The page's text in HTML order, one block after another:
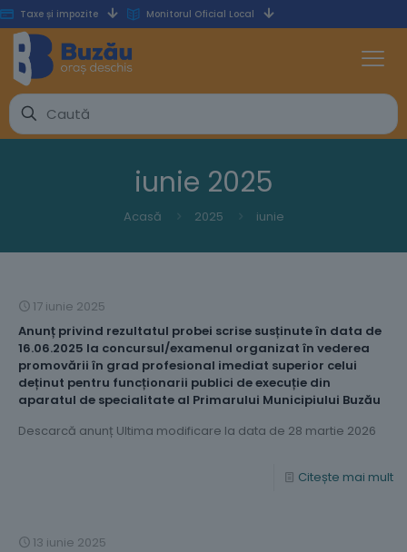
Taxe și impozite Monitorul Oficial Local
iunie 2025
Acasă 2025 iunie
17 iunie 2025
Anunț privind rezultatul probei scrise susținute în data de
16.06.2025 la concursul/examenul organizat în vederea
promovării în grad profesional imediat superior celui
deținut pentru funcționarii publici de execuție din
aparatul de specialitate al Primarului Municipiului Buzău
Descarcă anunț Ultima modificare la data de 28 martie 2026
Citește mai mult
13 iunie 2025